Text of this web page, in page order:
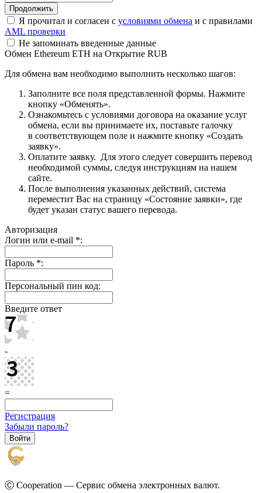
Я прочитал и согласен с условиями обмена и с правилами
AML проверки
Не запоминать введенные данные
Обмен Ethereum ETH на Открытие RUB
Для обмена вам необходимо выполнить несколько шагов:
Заполните все поля представленной формы. Нажмите
кнопку «Обменять».
Ознакомьтесь с условиями договора на оказание услуг
обмена, если вы принимаете их, поставьте галочку
в соответствующем поле и нажмите кнопку «Создать
заявку».
Оплатите заявку. Для этого следует совершить перевод
необходимой суммы, следуя инструкциям на нашем
сайте.
После выполнения указанных действий, система
переместит Вас на страницу «Состояние заявки», где
будет указан статус вашего перевода.
Авторизация
Логин или e-mail *:
Пароль *:
Персональный пин код:
Введите ответ
-
=
Регистрация
Забыли пароль?
Ⓒ Cooperation — Сервис обмена электронных валют.